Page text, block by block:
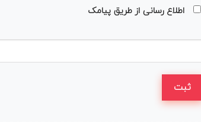
اطلاع رسانی از طریق پیامک
ثبت